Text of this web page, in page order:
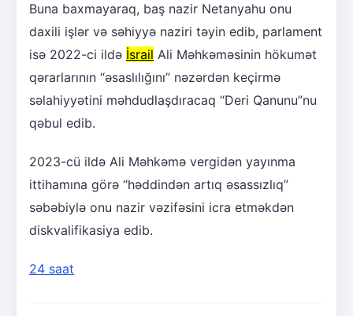
Buna baxmayaraq, baş nazir Netanyahu onu
daxili işlər və səhiyyə naziri təyin edib, parlament
isə 2022-ci ildə İsrail Ali Məhkəməsinin hökumət
qərarlarının “əsaslılığını” nəzərdən keçirmə
səlahiyyətini məhdudlaşdıracaq “Deri Qanunu”nu
qəbul edib.
2023-cü ildə Ali Məhkəmə vergidən yayınma
ittihamına görə “həddindən artıq əsassızlıq”
səbəbiylə onu nazir vəzifəsini icra etməkdən
diskvalifikasiya edib.
24 saat